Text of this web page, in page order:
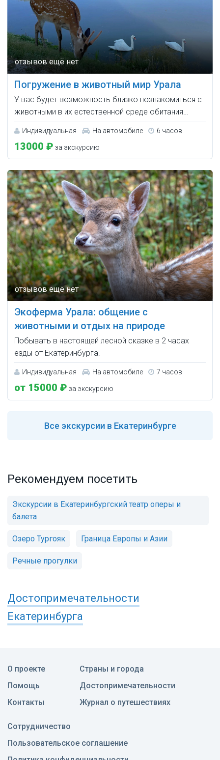
Погружение в животный мир Урала
У вас будет возможность близко познакомиться с
животными в их естественной среде обитания…
Индивидуальная На автомобиле 6 часов
13000 ₽ за экскурсию
Экоферма Урала: общение с
животными и отдых на природе
Побывать в настоящей лесной сказке в 2 часах
езды от Екатеринбурга.
Индивидуальная На автомобиле 7 часов
от 15000 ₽ за экскурсию
Все экскурсии в Екатеринбурге
Рекомендуем посетить
Экскурсии в Екатеринбургский театр оперы и
балета
Озеро Тургояк Граница Европы и Азии
Речные прогулки
Достопримечательности
Екатеринбурга
О проекте
Помощь
Контакты
Страны и города
Достопримечательности
Журнал о путешествиях
Сотрудничество
Пользовательское соглашение